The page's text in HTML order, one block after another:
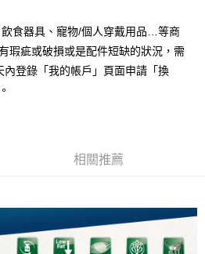
卡、不需儲值。
證，即可結帳。
，再付款。
後付」後，將跳轉至「AFTEE先享後付」
額後，即可完成結帳。
取消之訂單仍視為有效，需透過AFTEE先享
support/home
以上)免運費
以上)免運費
食器具、寵物/個人穿戴用品…等商
瑕疵或破損或是配件短缺的狀況，需
登錄「我的帳戶」頁面申請「換
相關推薦